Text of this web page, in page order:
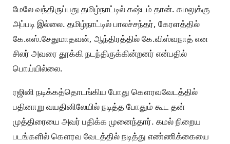
மேலே வந்திருப்பது தமிழ்நாட்டில் கஷ்டம் தான். கமலுக்கு
அப்படி இல்லை. தமிழ்நாட்டில் பாலச்சந்தர், கேரளத்தில்
கே.எஸ்.சேதுமாதவன், ஆந்திரத்தில் கே.விஸ்வநாத் என
சிலர் அவரை தூக்கி நடந்திருக்கின்றனர் என்பதில்
பொய்யில்லை.
ரஜினி நடிக்கத்தொடங்கிய போது கௌரவவேடத்தில்
பதினாறு வயதினிலேயில் நடித்த போதும் கூட தன்
முத்திரையை அவர் பதிக்க முனைந்தார். கமல் நிறைய
படங்களில் கௌரவ வேடத்தில் நடித்து எண்ணிக்கையை